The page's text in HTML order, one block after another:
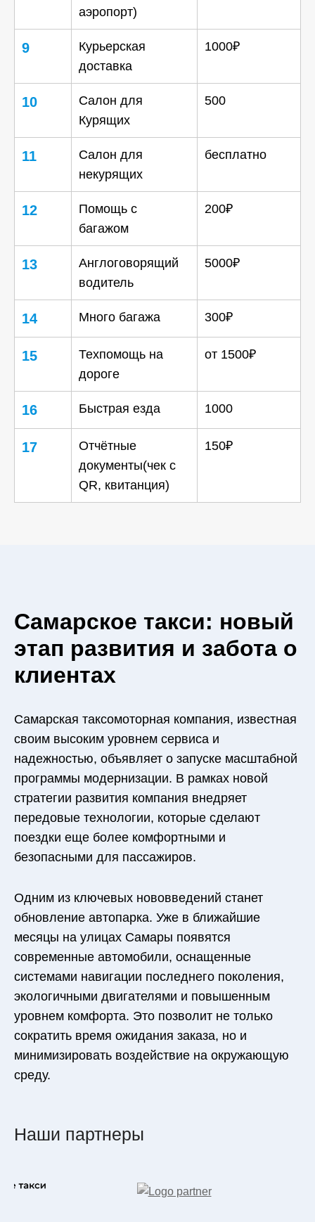
аэропорт)
9
Курьерская
доставка
1000₽
10
Салон для
Курящих
500
11
Салон для
некурящих
бесплатно
12
Помощь с
багажом
200₽
13
Англоговорящий
водитель
5000₽
14 Много багажа 300₽
15
Техпомощь на
дороге
от 1500₽
16 Быстрая езда 1000
17
Отчётные
документы(чек с
QR, квитанция)
150₽
Самарское такси: новый
этап развития и забота о
клиентах
Самарская таксомоторная компания, известная
своим высоким уровнем сервиса и
надежностью, объявляет о запуске масштабной
программы модернизации. В рамках новой
стратегии развития компания внедряет
передовые технологии, которые сделают
поездки еще более комфортными и
безопасными для пассажиров.
Одним из ключевых нововведений станет
обновление автопарка. Уже в ближайшие
месяцы на улицах Самары появятся
современные автомобили, оснащенные
системами навигации последнего поколения,
экологичными двигателями и повышенным
уровнем комфорта. Это позволит не только
сократить время ожидания заказа, но и
минимизировать воздействие на окружающую
среду.
Наши партнеры